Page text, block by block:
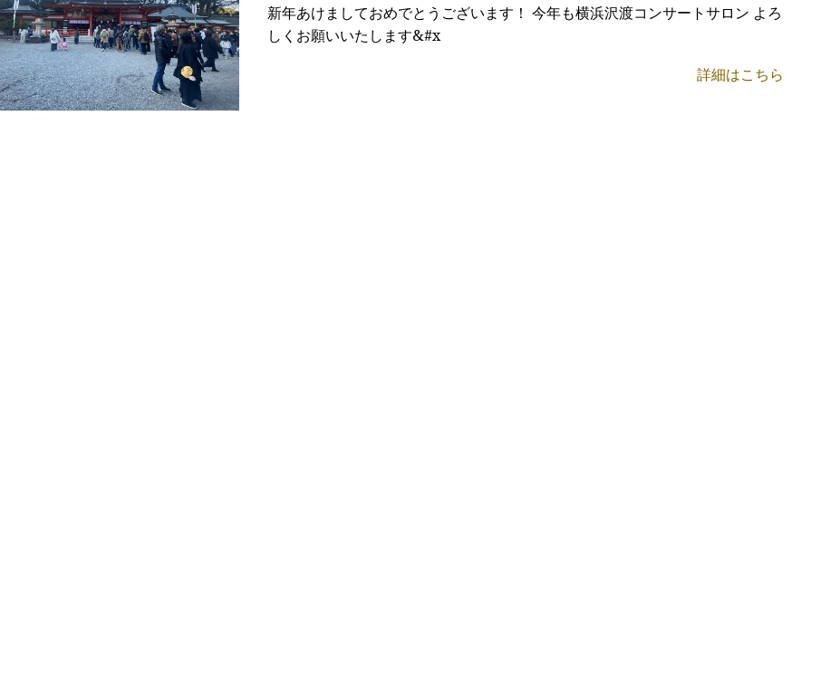
新年あけましておめでとうございます！ 今年も横浜沢渡コンサートサロン よろ
しくお願いいたします&#x
詳細はこちら